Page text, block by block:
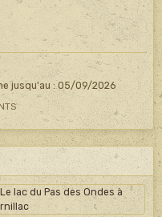
jusqu'au : 05/09/2026